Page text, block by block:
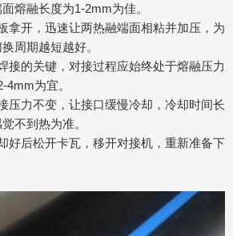
熔融长度为1-2mm为佳。
开，迅速让两热融端面相粘并加压，为
周期越短越好。
的关键，对接过程应始终处于熔融压力
为宜。
力不变，让接口缓慢冷却，冷却时间长
不到热为准。
后松开卡瓦，移开对接机，重新准备下